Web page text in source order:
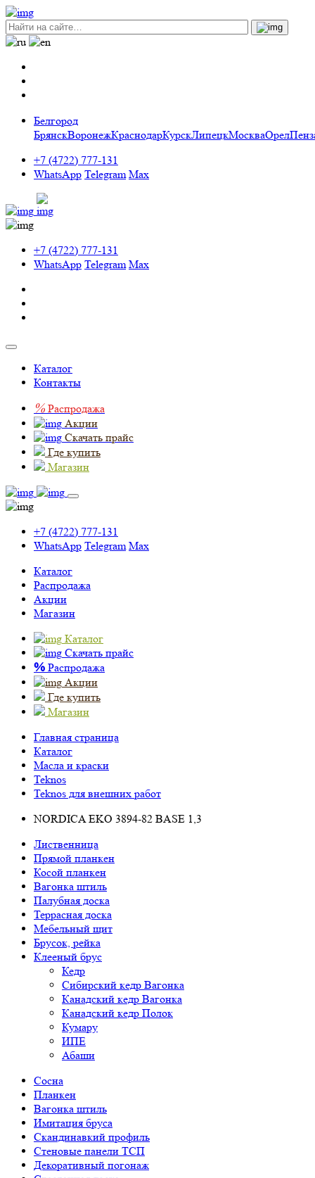
Белгород
БрянскВоронежКраснодарКурскЛипецкМоскваОрел
+7 (4722) 777-131
WhatsApp Telegram Max
+7 (4722) 777-131
WhatsApp Telegram Max
Каталог
Контакты
% Распродажа
Акции
Скачать прайс
Где купить
Магазин
+7 (4722) 777-131
WhatsApp Telegram Max
Каталог
Распродажа
Акции
Магазин
Каталог
Скачать прайс
% Распродажа
Акции
Где купить
Магазин
Главная страница
Каталог
Масла и краски
Teknos
Teknos для внешних работ
NORDICA EKO 3894-82 ВASE 1,3
Лиственница
Прямой планкен
Косой планкен
Вагонка штиль
Палубная доска
Террасная доска
Мебельный щит
Брусок, рейка
Клееный брус
Кедр
Сибирский кедр Вагонка
Канадский кедр Вагонка
Канадский кедр Полок
Кумару
ИПЕ
Абаши
Сосна
Планкен
Вагонка штиль
Имитация бруса
Скандинавкий профиль
Стеновые панели ТСП
Декоративный погонаж